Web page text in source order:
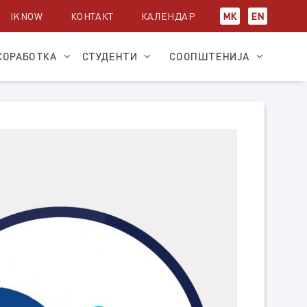
IKNOW КОНТАКТ КАЛЕНДАР МК EN
СТУДЕНТИ СООПШТЕНИЈА